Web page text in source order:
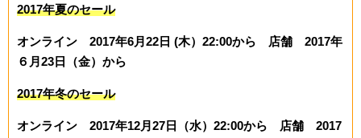
2017年夏のセール
オンライン 2017年6月22日 (木）22:00から 店舗 2017年
６月23日（金）から
2017年冬のセール
オンライン 2017年12月27日（水）22:00から 店舗 2017